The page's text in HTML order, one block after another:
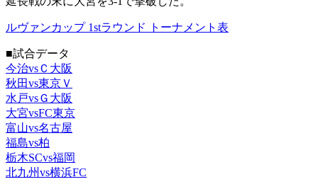
ルヴァンカップ 1stラウンド トーナメント表
■試合データ
今治vsＣ大阪
秋田vs東京Ｖ
水戸vsＧ大阪
大宮vsFC東京
富山vs名古屋
福島vs柏
栃木SCvs福岡
北九州vs横浜FC